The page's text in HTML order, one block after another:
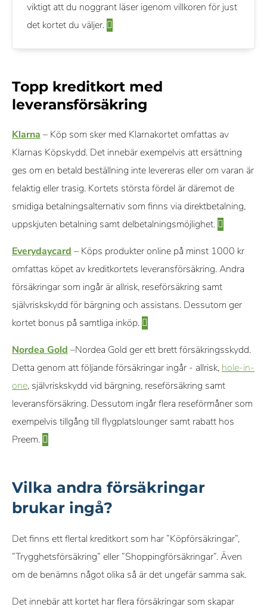
viktigt att du noggrant läser igenom villkoren för just
det kortet du väljer.
Topp kreditkort med
leveransförsäkring
Klarna – Köp som sker med Klarnakortet omfattas av
Klarnas Köpskydd. Det innebär exempelvis att ersättning
ges om en betald beställning inte levereras eller om varan är
felaktig eller trasig. Kortets största fördel är däremot de
smidiga betalningsalternativ som finns via direktbetalning,
uppskjuten betalning samt delbetalningsmöjlighet.
Everydaycard – Köps produkter online på minst 1000 kr
omfattas köpet av kreditkortets leveransförsäkring. Andra
försäkringar som ingår är allrisk, reseförsäkring samt
självriskskydd för bärgning och assistans. Dessutom ger
kortet bonus på samtliga inköp.
Nordea Gold –Nordea Gold ger ett brett försäkringsskydd.
Detta genom att följande försäkringar ingår - allrisk, hole-in-
one, självriskskydd vid bärgning, reseförsäkring samt
leveransförsäkring. Dessutom ingår flera reseförmåner som
exempelvis tillgång till flygplatslounger samt rabatt hos
Preem.
Vilka andra försäkringar
brukar ingå?
Det finns ett flertal kreditkort som har ”Köpförsäkringar”,
”Trygghetsförsäkring” eller ”Shoppingförsäkringar”. Även
om de benämns något olika så är det ungefär samma sak.
Det innebär att kortet har flera försäkringar som skapar